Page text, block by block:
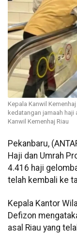
Kepala Kanwil
kedatangan jamaah haji
Kanwil Kemenhaj Riau
Pekanbaru,
Haji dan Umrah
4.416 haji
telah kembali ke
Kepala Kantor
Defizon
asal Riau yang